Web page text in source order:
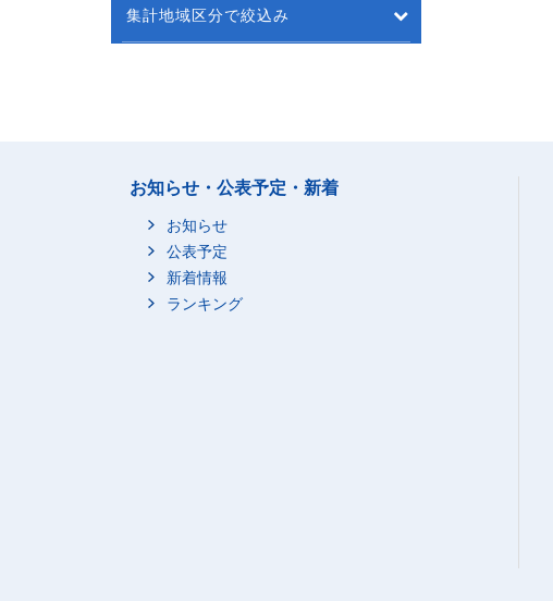
集計地域区分で絞込み
お知らせ・公表予定・新着
お知らせ
公表予定
新着情報
ランキング